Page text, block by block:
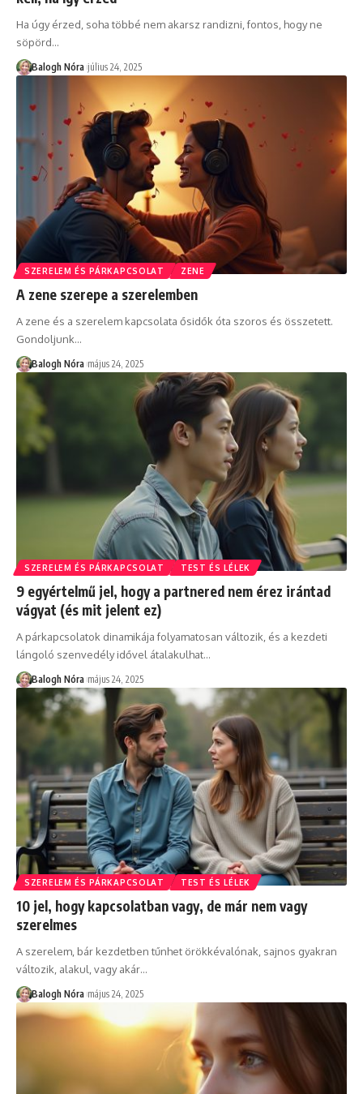
Ha úgy érzed, soha többé nem akarsz randizni, fontos, hogy ne
söpörd…
Balogh Nóra július 24, 2025
SZERELEM ÉS PÁRKAPCSOLAT ZENE
A zene szerepe a szerelemben
A zene és a szerelem kapcsolata ősidők óta szoros és összetett.
Gondoljunk…
Balogh Nóra május 24, 2025
SZERELEM ÉS PÁRKAPCSOLAT TEST ÉS LÉLEK
9 egyértelmű jel, hogy a partnered nem érez irántad
vágyat (és mit jelent ez)
A párkapcsolatok dinamikája folyamatosan változik, és a kezdeti
lángoló szenvedély idővel átalakulhat…
Balogh Nóra május 24, 2025
SZERELEM ÉS PÁRKAPCSOLAT TEST ÉS LÉLEK
10 jel, hogy kapcsolatban vagy, de már nem vagy
szerelmes
A szerelem, bár kezdetben tűnhet örökkévalónak, sajnos gyakran
változik, alakul, vagy akár…
Balogh Nóra május 24, 2025